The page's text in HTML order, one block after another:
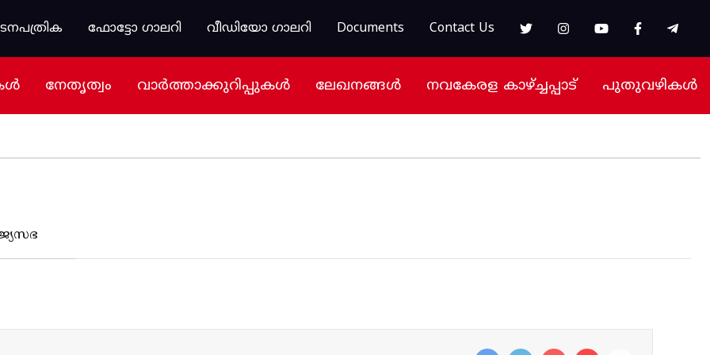
ഫോട്ടോ ഗാലറി വീഡിയോ ഗാലറി Documents Contact Us
നേതൃത്വം വാർത്താക്കുറിപ്പുകൾ ലേഖനങ്ങൾ നവകേരള കാഴ്ച്ചപ്പാട് പുതുവഴികൾ